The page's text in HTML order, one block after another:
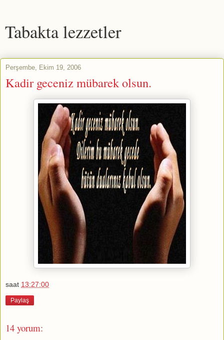
Tabakta lezzetler
Perşembe, Ekim 19, 2006
Kadir geceniz mübarek olsun.
saat 13:27:00
Paylaş
14 yorum: